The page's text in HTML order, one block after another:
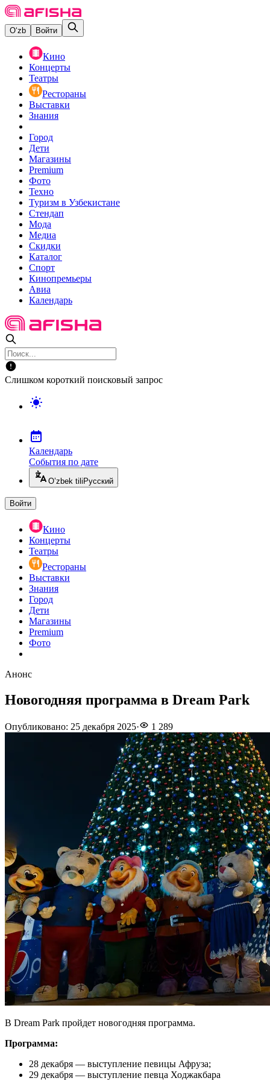
O‘zb Войти
Кино
Концерты
Театры
Рестораны
Выставки
Знания
Город
Дети
Магазины
Premium
Фото
Техно
Туризм в Узбекистане
Стендап
Мода
Медиа
Скидки
Каталог
Спорт
Кинопремьеры
Авиа
Календарь
Слишком короткий поисковый запрос
Календарь
События по дате
O’zbek tili Русский
Войти
Кино
Концерты
Театры
Рестораны
Выставки
Знания
Город
Дети
Магазины
Premium
Фото
Анонс
Новогодняя программа в Dream Park
Опубликовано: 25 декабря 2025· 1 289
В Dream Park пройдет новогодняя программа.
Программа:
28 декабря — выступление певицы Афруза;
29 декабря — выступление певца Ходжакбара